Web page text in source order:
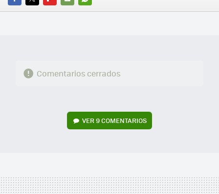
FACEBOOK
TWITTERFLIPBOARD
E-
WHATSAPP
Comentarios cerrados
VER9 COMENTARIOS